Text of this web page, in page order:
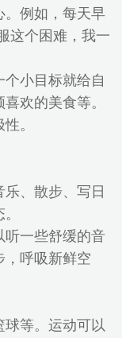
。例如，每天早
这个困难，我一
小目标就给自
欢的美食等。
。
、散步、写日
听一些舒缓的音
，呼吸新鲜空
等。运动可以